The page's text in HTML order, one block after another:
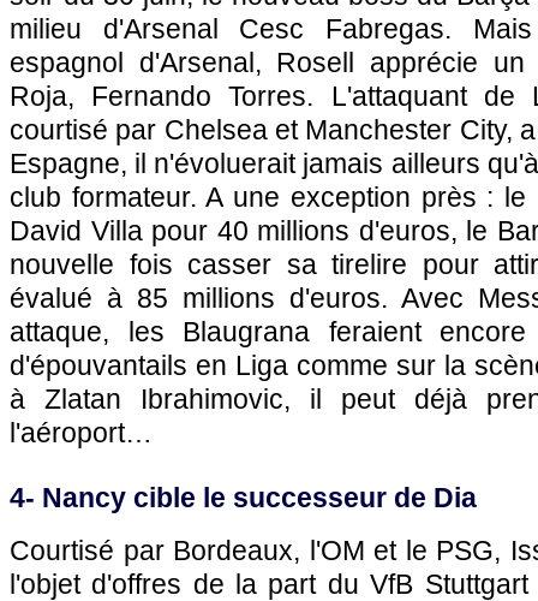
milieu d'Arsenal Cesc Fabregas.
espagnol d'Arsenal, Rosell apprécie
Roja, Fernando Torres. L'attaquant de
courtisé par Chelsea et Manchester City,
Espagne, il n'évoluerait jamais ailleurs
club formateur. A une exception près : le
David Villa pour 40 millions d'euros, le
nouvelle fois casser sa tirelire pour
évalué à 85 millions d'euros. Avec
attaque, les Blaugrana feraient
d'épouvantails en Liga comme sur la
à Zlatan Ibrahimovic, il peut déjà
l'aéroport…
4- Nancy cible le successeur de Dia
Courtisé par Bordeaux, l'OM et le PSG,
l'objet d'offres de la part du VfB